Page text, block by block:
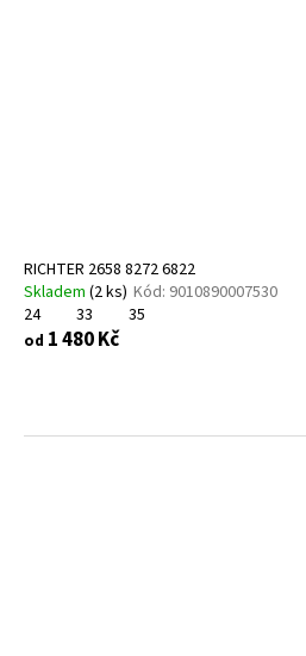
RICHTER 2658 8272 6822
Skladem (2 ks) Kód: 9010890007530
24
33 35
od 1 480 Kč